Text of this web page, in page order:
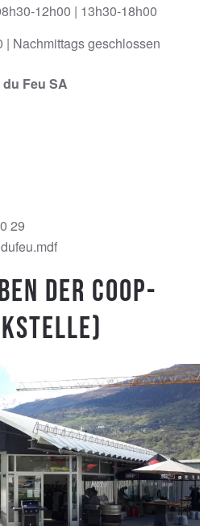
12h00 | 13h30-18h00
| Nachmittags geschlossen
Feu SA
29
der Coop-